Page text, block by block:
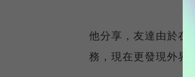
他分享，友達由於在
務，現在更發現外界